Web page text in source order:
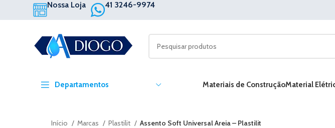
Nossa Loja 41 3246-9974
Departamentos Materiais de ConstruçãoMaterial
Início Marcas Plastilit Assento Soft Universal Areia – Plastilit